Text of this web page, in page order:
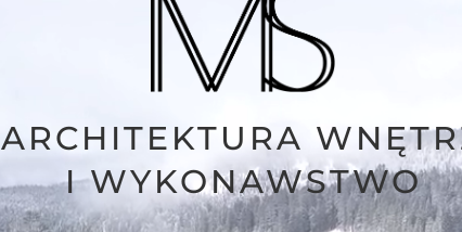
ARCHITEKTURA
I WYKONAWSTWO